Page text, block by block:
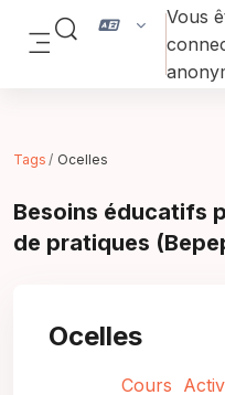
Passer au contenu
Panneau latéral
Activer/désactiver la
Vous
Tags Ocelles
Besoins éducatifs
de pratiques
Ocelles
Cours